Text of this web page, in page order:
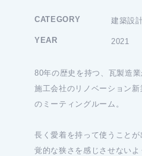
CATEGORY 建築設
YEAR 2021
80年の歴史を持つ、瓦製造
施工会社のリノベーション新
のミーティングルーム。
長く愛着を持って使うことが
覚的な狭さを感じさせない